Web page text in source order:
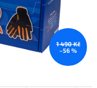
1 490 Kč
–56 %